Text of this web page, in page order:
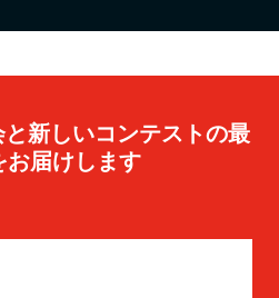
新しいコンテストの最
お届けします